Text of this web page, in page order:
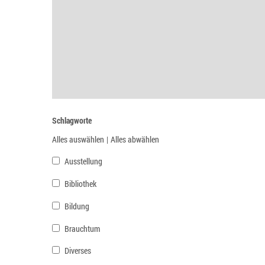
Schlagworte
Alles auswählen | Alles abwählen
Ausstellung
Bibliothek
Bildung
Brauchtum
Diverses